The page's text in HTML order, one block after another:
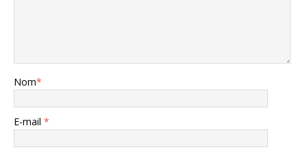
Nom*
E-mail *